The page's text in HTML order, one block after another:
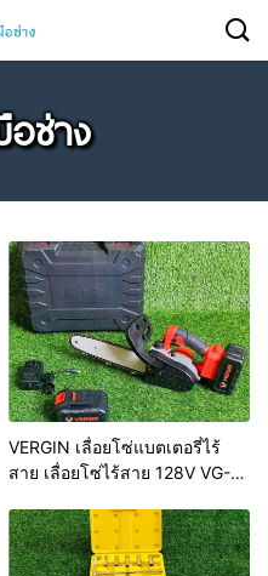
อช่าง
VERGIN เลื่อยโซ่แบตเตอรี่ไร้
สาย เลื่อยโซ่ไร้สาย 128V VG-